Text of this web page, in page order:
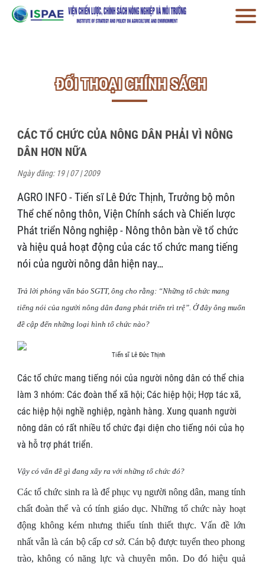
ĐỐI THOẠI CHÍNH SÁCH
CÁC TỔ CHỨC CỦA NÔNG DÂN PHẢI VÌ NÔNG
DÂN HƠN NỮA
Ngày đăng: 19 | 07 | 2009
AGRO INFO - Tiến sĩ Lê Đức Thịnh, Trưởng bộ môn
Thể chế nông thôn, Viện Chính sách và Chiến lược
Phát triển Nông nghiệp - Nông thôn bàn về tổ chức
và hiệu quả hoạt động của các tổ chức mang tiếng
nói của người nông dân hiện nay…
Trả lời phỏng vấn báo SGTT, ông cho rằng: “Những tổ chức mang
tiếng nói của người nông dân đang phát triển trì trệ”. Ở đây ông muốn
đề cập đến những loại hình tổ chức nào?
Tiến sĩ Lê Đức Thịnh
Các tổ chức mang tiếng nói của người nông dân có thể chia
làm 3 nhóm: Các đoàn thể xã hội; Các hiệp hội; Hợp tác xã,
các hiệp hội nghề nghiệp, ngành hàng. Xung quanh người
nông dân có rất nhiều tổ chức đại diện cho tiếng nói của họ
và hỗ trợ phát triển.
Vậy có vấn đề gì đang xẩy ra với những tổ chức đó?
Các tổ chức sinh ra là để phục vụ người nông dân, mang tính
chất đoàn thể và có tính giáo dục. Những tổ chức này hoạt
động không kém nhưng thiếu tính thiết thực. Vấn đề lớn
nhất vẫn là cán bộ cấp cơ sở. Cán bộ được tuyển theo phong
trào, không có năng lực và chuyên môn. Do đó hiệu quả